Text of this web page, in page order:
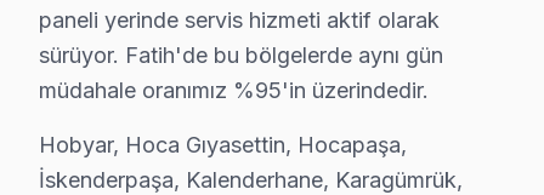
Hobyar'da Thomson TV Servisi
Hobyar Mahallesi, çeşitli ticari ve sosyal etkinliklere
Hoca Gıyasettin Mahallesi, zengin tarihi ile
paneli yerinde servis hizmeti aktif olarak
sürüyor. Fatih'de bu bölgelerde aynı gün
müdahale oranımız %95'in üzerindedir.
Hobyar, Hoca Gıyasettin, Hocapaşa,
İskenderpaşa, Kalenderhane, Karagümrük,